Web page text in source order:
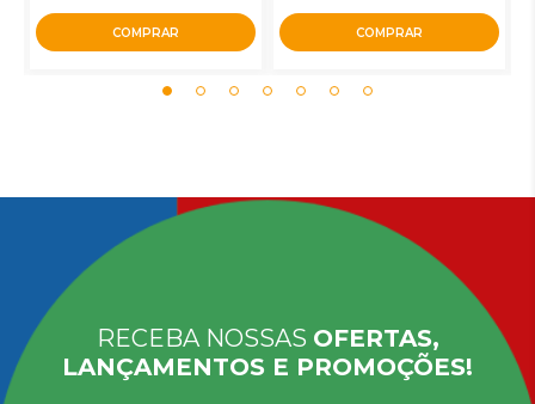
COMPRAR COMPRAR
RECEBA NOSSAS OFERTAS,
LANÇAMENTOS E PROMOÇÕES!